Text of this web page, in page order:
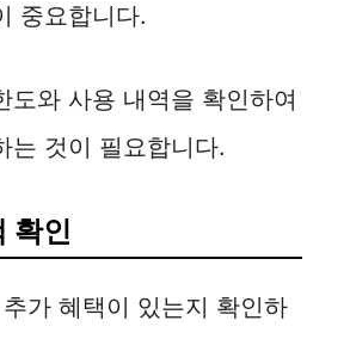
중요합니다.
도와 사용 내역을 확인하여
는 것이 필요합니다.
확인
가 혜택이 있는지 확인하